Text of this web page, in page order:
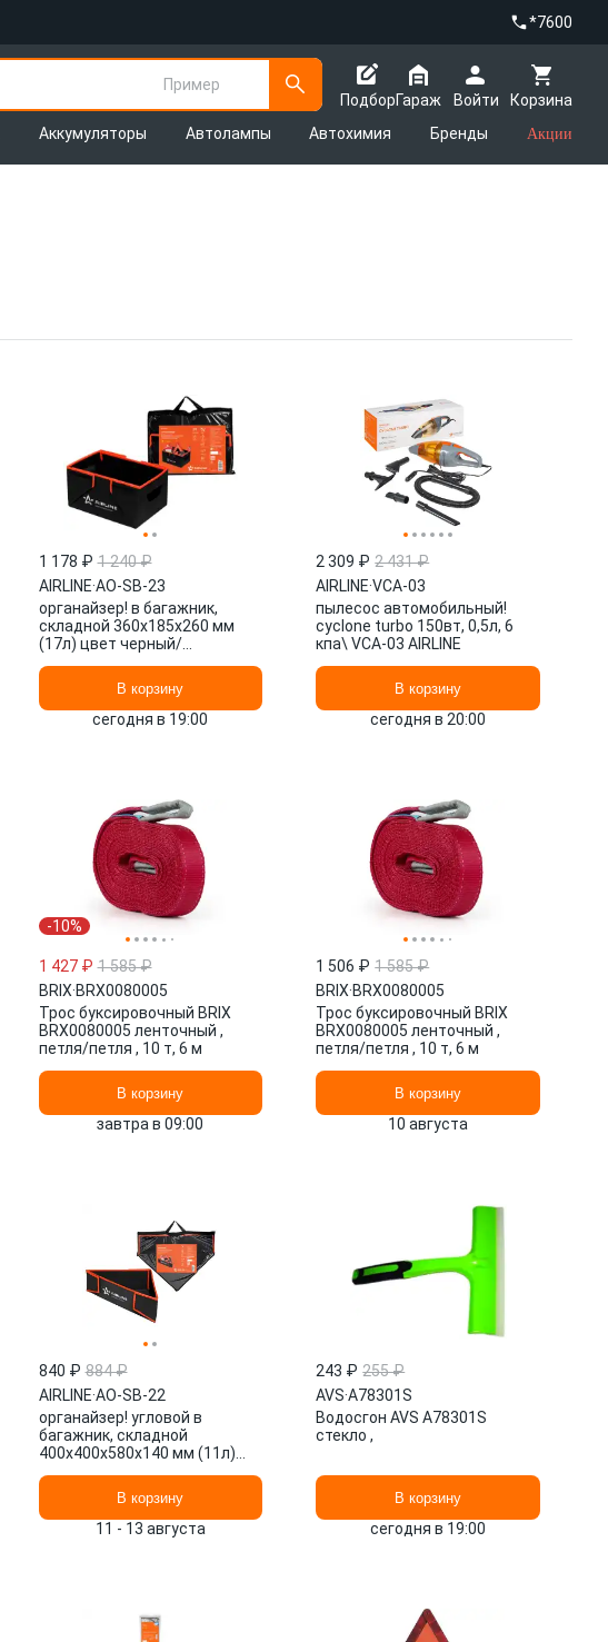
*7600
Пример
Подбор
Корзина
Гараж
Войти
Аккумуляторы Автолампы Автохимия Бренды Акции
1 178 ₽ 1 240 ₽
AIRLINE·AO-SB-23
органайзер! в багажник,
складной 360x185x260 мм
(17л) цвет черный/
В корзину
сегодня в 19:00
2 309 ₽ 2 431 ₽
AIRLINE·VCA-03
пылесос автомобильный!
cyclone turbo 150вт, 0,5л, 6
кпа\ VCA-03 AIRLINE
В корзину
сегодня в 20:00
-10%
1 427 ₽ 1 585 ₽
BRIX·BRX0080005
Трос буксировочный BRIX
BRX0080005 ленточный ,
петля/петля , 10 т, 6 м
В корзину
завтра в 09:00
1 506 ₽ 1 585 ₽
BRIX·BRX0080005
Трос буксировочный BRIX
BRX0080005 ленточный ,
петля/петля , 10 т, 6 м
В корзину
10 августа
840 ₽ 884 ₽
AIRLINE·AO-SB-22
органайзер! угловой в
багажник, складной
400x400x580x140 мм (11л)
AO-SB-22 AIRLINE
В корзину
11 - 13 августа
243 ₽ 255 ₽
AVS·A78301S
Водосгон AVS A78301S
стекло ,
В корзину
сегодня в 19:00